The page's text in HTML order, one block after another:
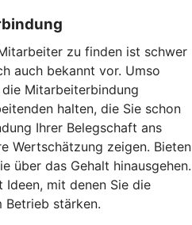
zu finden ist schwer
auch bekannt vor. Umso
Mitarbeiterbindung
halten, die Sie schon
Ihrer Belegschaft ans
Wertschätzung zeigen. Bieten
über das Gehalt hinausgehen.
Ideen, mit denen Sie die
Betrieb stärken.